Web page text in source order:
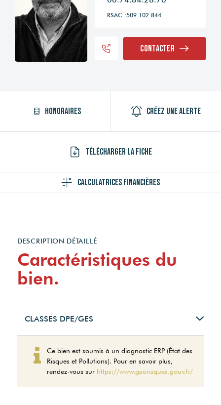
RSAC :509 102 844
Contacter
Honoraires Créez une alerte
Télécharger la fiche
Calculatrices financières
DESCRIPTION DÉTAILLÉ
Caractéristiques du
bien.
CLASSES DPE/GES
énergétique excessive.
Montant estimé des
dépenses annuelles
Ce bien est soumis à un diagnostic ERP (État des
Risques et Pollutions). Pour en savoir plus,
rendez-vous sur https://www.georisques.gouv.fr/